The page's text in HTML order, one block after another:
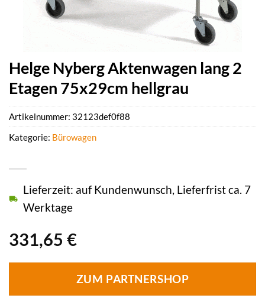
Helge Nyberg Aktenwagen lang 2
Etagen 75x29cm hellgrau
331,65 €
Lieferzeit: auf Kundenwunsch, Lieferfrist ca. 7
Werktage
ZUM PARTNERSHOP
Artikelnummer: 32123def0f88
Kategorie: Bürowagen